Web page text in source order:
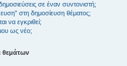
σε έναν συντονιστή;
στη δημοσίευση θέματος;
να εγκριθεί;
ως νέο;
θεμάτων